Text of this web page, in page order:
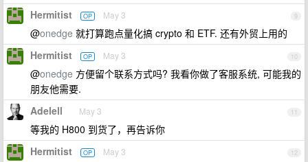
9
Hermitist OP May 3
@onedge 就打算跑点量化搞 crypto 和 ETF. 还有外贸上用的
10
Hermitist OP May 3
@onedge 方便留个联系方式吗? 我看你做了客服系统, 可能我的
朋友他需要.
11
Adelell May 3
等我的 H800 到货了，再告诉你
12
Hermitist OP May 3